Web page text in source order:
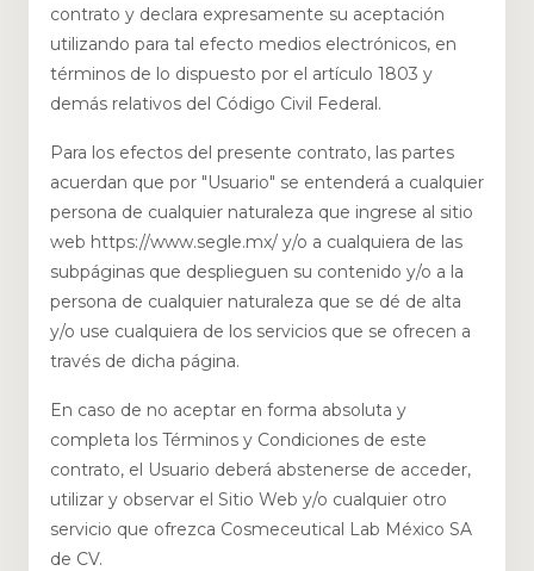
contrato y declara expresamente su aceptación
utilizando para tal efecto medios electrónicos, en
términos de lo dispuesto por el artículo 1803 y
demás relativos del Código Civil Federal.
Para los efectos del presente contrato, las partes
acuerdan que por "Usuario" se entenderá a cualquier
persona de cualquier naturaleza que ingrese al sitio
web https://www.segle.mx/ y/o a cualquiera de las
subpáginas que desplieguen su contenido y/o a la
persona de cualquier naturaleza que se dé de alta
y/o use cualquiera de los servicios que se ofrecen a
través de dicha página.
En caso de no aceptar en forma absoluta y
completa los Términos y Condiciones de este
contrato, el Usuario deberá abstenerse de acceder,
utilizar y observar el Sitio Web y/o cualquier otro
servicio que ofrezca Cosmeceutical Lab México SA
de CV.